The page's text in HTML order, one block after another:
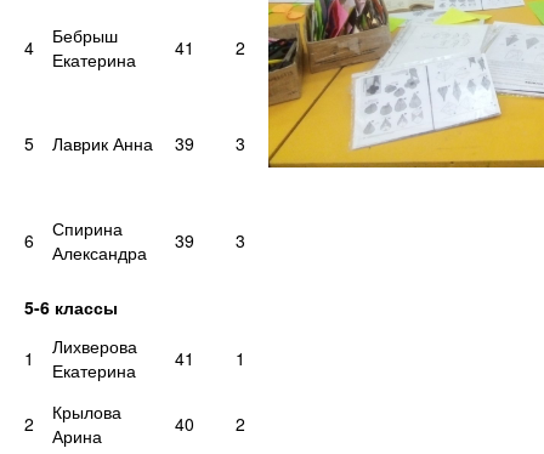
4
Бебрыш
Екатерина
41 2
5 Лаврик Анна 39 3
6
Спирина
Александра
39 3
5-6 классы
1
Лихверова
Екатерина
41 1
2
Крылова
Арина
40 2